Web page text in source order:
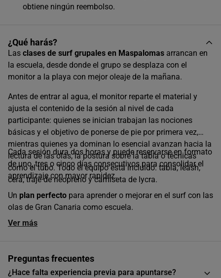
obtiene ningún reembolso.
¿Qué harás?
Las clases de surf grupales en Maspalomas arrancan en
la escuela, desde donde el grupo se desplaza con el
monitor a la playa con mejor oleaje de la mañana.
Antes de entrar al agua, el monitor reparte el material y
ajusta el contenido de la sesión al nivel de cada
participante: quienes se inician trabajan las nociones
básicas y el objetivo de ponerse de pie por primera vez,
mientras quienes ya dominan lo esencial avanzan hacia la
lectura de las olas, la postura sobre la tabla o técnicas
como el tubo. Todo el equipo está incluido: tabla, leash,
cera, traje de neopreno y camiseta de lycra.
Cada sesión dura dos horas y puede reservarse en formato
de uno, tres o cinco días consecutivos para consolidar el
aprendizaje con mayor rapidez.
Un plan perfecto para aprender o mejorar en el surf con las
olas de Gran Canaria como escuela.
Ver más
Preguntas frecuentes
¿Hace falta experiencia previa para apuntarse?